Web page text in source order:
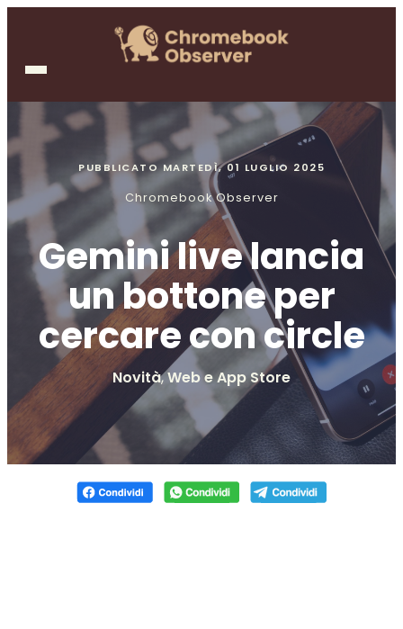
PUBBLICATOMARTEDÌ, 01 LUGLIO 2025
Chromebook Observer
Gemini live lancia
un bottone per
cercare con circle
Novità,Web e App Store